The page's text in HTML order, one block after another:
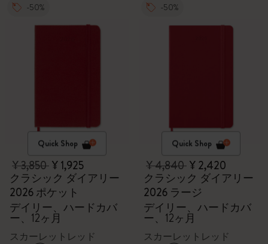
-50%
Quick Shop
¥ 3,850¥ 1,925
クラシック ダイアリー
2026 ポケット
デイリー、ハードカバ
ー、12ヶ月
スカーレットレッド
-50%
Quick Shop
¥ 4,840¥ 2,420
クラシック ダイアリー
2026 ラージ
デイリー、ハードカバ
ー、12ヶ月
スカーレットレッド